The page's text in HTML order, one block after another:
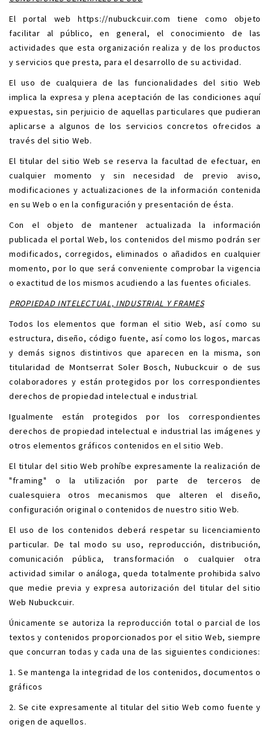
El portal webhttps://nubuckcuir.com tiene como objeto
facilitar al público, en general, el conocimiento de las
actividades que esta organización realiza y de los productos
y servicios que presta, para el desarrollo de su actividad.
El uso de cualquiera de las funcionalidades del sitio Web
implica la expresa y plena aceptación de las condiciones aquí
expuestas, sin perjuicio de aquellas particulares que pudieran
aplicarse a algunos de los servicios concretos ofrecidos a
través del sitio Web.
El titular del sitio Web se reserva la facultad de efectuar, en
cualquier momento y sin necesidad de previo aviso,
modificaciones y actualizaciones de la información contenida
en su Web o en la configuración y presentación de ésta.
Con el objeto de mantener actualizada la información
publicada el portal Web, los contenidos del mismo podrán ser
modificados, corregidos, eliminados o añadidos en cualquier
momento, por lo que será conveniente comprobar la vigencia
o exactitud de los mismos acudiendo a las fuentes oficiales.
PROPIEDAD INTELECTUAL, INDUSTRIAL Y FRAMES
Todos los elementos que forman el sitio Web, así como su
estructura, diseño, código fuente, así como los logos, marcas
y demás signos distintivos que aparecen en la misma, son
titularidad de Montserrat Soler Bosch, Nubuckcuir o de sus
colaboradores y están protegidos por los correspondientes
derechos de propiedad intelectual e industrial.
Igualmente están protegidos por los correspondientes
derechos de propiedad intelectual e industrial las imágenes y
otros elementos gráficos contenidos en el sitio Web.
El titular del sitio Web prohíbe expresamente la realización de
"framing" o la utilización por parte de terceros de
cualesquiera otros mecanismos que alteren el diseño,
configuración original o contenidos de nuestro sitio Web.
El uso de los contenidos deberá respetar su licenciamiento
particular. De tal modo su uso, reproducción, distribución,
comunicación pública, transformación o cualquier otra
actividad similar o análoga, queda totalmente prohibida salvo
que medie previa y expresa autorización del titular del sitio
Web Nubuckcuir.
Únicamente se autoriza la reproducción total o parcial de los
textos y contenidos proporcionados por el sitio Web, siempre
que concurran todas y cada una de las siguientes condiciones:
1. Se mantenga la integridad de los contenidos, documentos o
gráficos
2. Se cite expresamente al titular del sitio Web como fuente y
origen de aquellos.